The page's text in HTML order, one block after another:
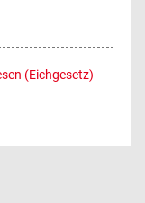
(Eichgesetz)